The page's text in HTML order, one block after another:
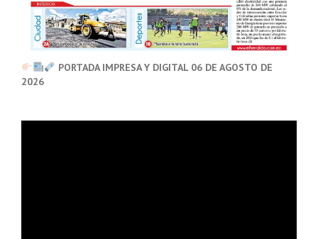
PORTADA IMPRESA Y DIGITAL 06 DE AGOSTO DE
2026